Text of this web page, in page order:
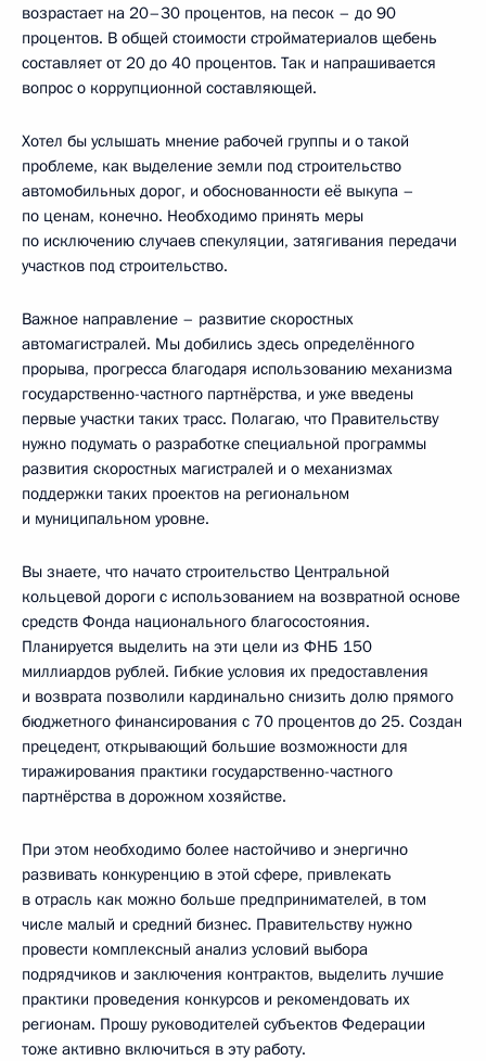
возрастает на 20–30 процентов, на песок – до 90
процентов. В общей стоимости стройматериалов щебень
составляет от 20 до 40 процентов. Так и напрашивается
вопрос о коррупционной составляющей.
Хотел бы услышать мнение рабочей группы и о такой
проблеме, как выделение земли под строительство
автомобильных дорог, и обоснованности её выкупа –
по ценам, конечно. Необходимо принять меры
по исключению случаев спекуляции, затягивания передачи
участков под строительство.
Важное направление – развитие скоростных
автомагистралей. Мы добились здесь определённого
прорыва, прогресса благодаря использованию механизма
государственно-частного партнёрства, и уже введены
первые участки таких трасс. Полагаю, что Правительству
нужно подумать о разработке специальной программы
развития скоростных магистралей и о механизмах
поддержки таких проектов на региональном
и муниципальном уровне.
Вы знаете, что начато строительство Центральной
кольцевой дороги с использованием на возвратной основе
средств Фонда национального благосостояния.
Планируется выделить на эти цели из ФНБ 150
миллиардов рублей. Гибкие условия их предоставления
и возврата позволили кардинально снизить долю прямого
бюджетного финансирования с 70 процентов до 25. Создан
прецедент, открывающий большие возможности для
тиражирования практики государственно-частного
партнёрства в дорожном хозяйстве.
При этом необходимо более настойчиво и энергично
развивать конкуренцию в этой сфере, привлекать
в отрасль как можно больше предпринимателей, в том
числе малый и средний бизнес. Правительству нужно
провести комплексный анализ условий выбора
подрядчиков и заключения контрактов, выделить лучшие
практики проведения конкурсов и рекомендовать их
регионам. Прошу руководителей субъектов Федерации
тоже активно включиться в эту работу.